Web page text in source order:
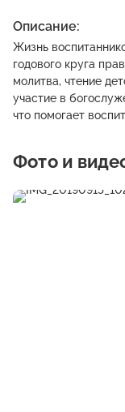
Описание:
Жизнь
годового круга
молитва, чтение
участие в
что помогает
Фото и